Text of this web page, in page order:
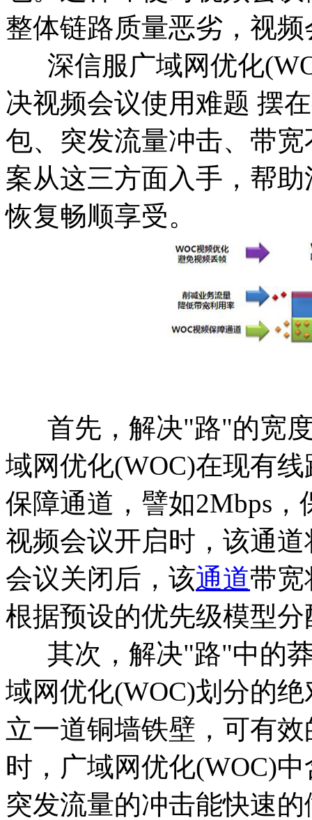
整体链路质量恶劣，视
深信服广域网优化
决视频会议使用难题 摆
包、突发流量冲击、带
案从这三方面入手，帮
恢复畅顺享受。
首先，解决"路"的宽度
域网优化(WOC)在现有
保障通道，譬如2Mbps
视频会议开启时，该通
会议关闭后，该通道带宽
根据预设的优先级模型分
其次，解决"路"中的
域网优化(WOC)划分的
立一道铜墙铁壁，可有
时，广域网优化(WOC)
突发流量的冲击能快速